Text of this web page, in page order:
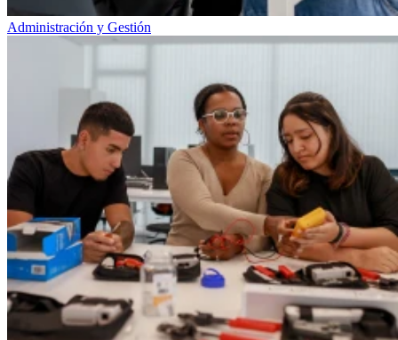
Administración y Gestión